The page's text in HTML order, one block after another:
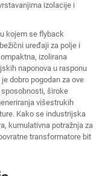
izolacije i
kojem se flyback
uređaji za polje i
izolirana
naponova u rasponu
dobro pogodan za ove
široke
višestrukih
Kako se industrijska
kumulativna potražnja za
transformatore bit